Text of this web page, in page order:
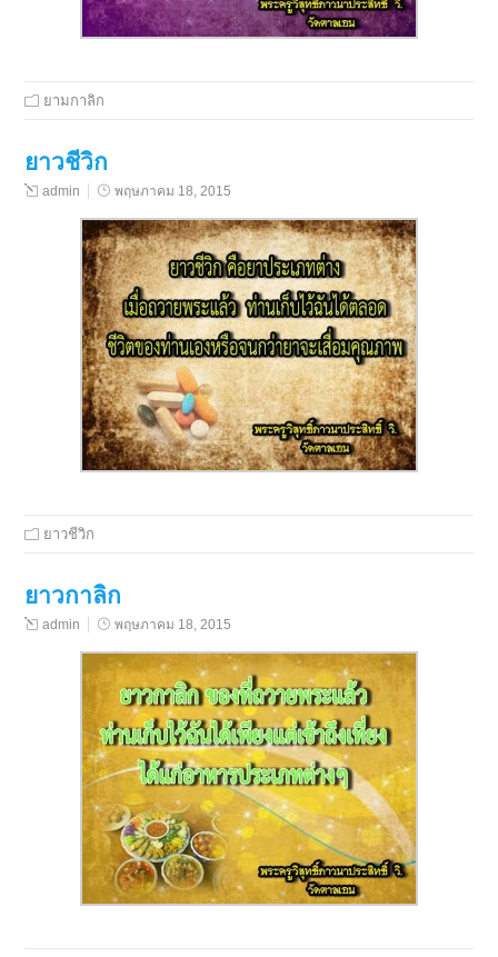
ยามกาลิก
ยาวชีวิก
admin พฤษภาคม 18, 2015
ยาวชีวิก
ยาวกาลิก
admin พฤษภาคม 18, 2015